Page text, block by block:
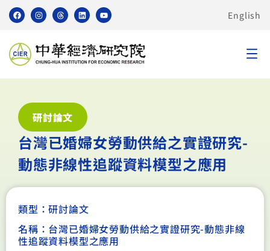
English
研討論文
台灣已婚婦女勞動供給之實證研究-
動態非線性追蹤資料模型之應用
類型：研討論文
名稱：台灣已婚婦女勞動供給之實證研究-動態非線
性追蹤資料模型之應用